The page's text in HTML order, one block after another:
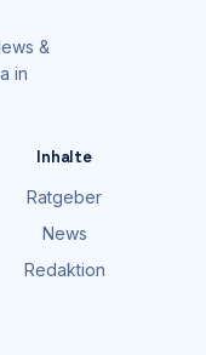
&
in
Inhalte
Ratgeber
News
Redaktion